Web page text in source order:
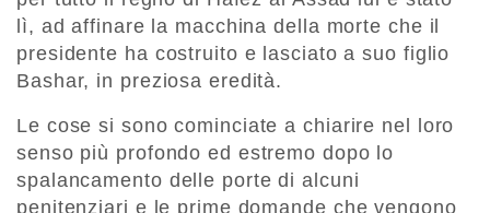
lì, ad affinare la macchina della morte che il
presidente ha costruito e lasciato a suo figlio
Bashar, in preziosa eredità.
Le cose si sono cominciate a chiarire nel loro
senso più profondo ed estremo dopo lo
spalancamento delle porte di alcuni
penitenziari e le prime domande che vengono